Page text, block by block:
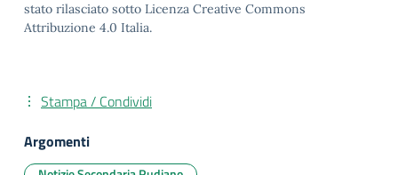
stato rilasciato sotto Licenza Creative Commons
Attribuzione 4.0 Italia.
Stampa / Condividi
Argomenti